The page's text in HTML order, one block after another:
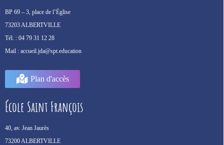
BP 69 – 3, place de l’Église
73203 ALBERTVILLE
Tél. : 04 79 31 12 28
Mail : accueil.jda@spt.education
Plan d'accès
École Saint François
40, av. Jean Jaurès
73200 ALBERTVILLE